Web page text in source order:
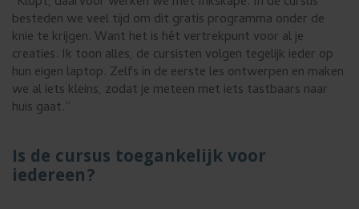
besteden we veel tijd om dit gratis programma onder de
knie te krijgen. Want het is hét vertrekpunt voor al je
creaties. Ik toon alles, de cursisten volgen tegelijk ieder op
hun eigen laptop. Zelfs in de eerste les ontwerpen en maken
we al iets kleins, zodat je meteen met iets tastbaars naar
huis gaat.”
Is de cursus toegankelijk voor
iedereen?